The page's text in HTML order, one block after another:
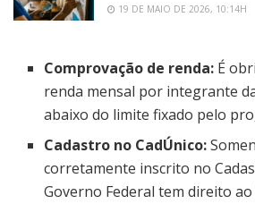
19 DE MAIO DE 2026, 10:14H
Comprovação de renda: É
renda mensal por integrante
abaixo do limite fixado pelo
Cadastro no CadÚnico:
corretamente inscrito no
Governo Federal tem direito ao